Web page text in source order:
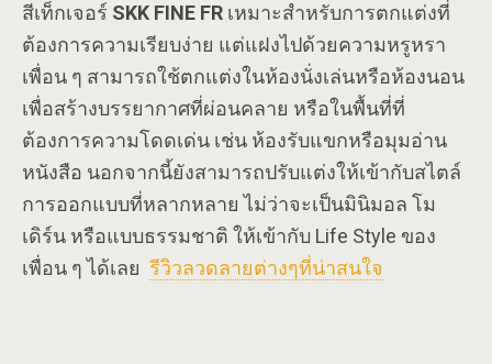
สีเท็กเจอร์ SKK FINE FR เหมาะสำหรับการตกแต่งที่
ต้องการความเรียบง่าย แต่แฝงไปด้วยความหรูหรา
เพื่อน ๆ สามารถใช้ตกแต่งในห้องนั่งเล่นหรือห้องนอน
เพื่อสร้างบรรยากาศที่ผ่อนคลาย หรือในพื้นที่ที่
ต้องการความโดดเด่น เช่น ห้องรับแขกหรือมุมอ่าน
หนังสือ นอกจากนี้ยังสามารถปรับแต่งให้เข้ากับสไตล์
การออกแบบที่หลากหลาย ไม่ว่าจะเป็นมินิมอล โม
เดิร์น หรือแบบธรรมชาติ ให้เข้ากับ Life Style ของ
เพื่อน ๆ ได้เลย รีวิวลวดลายต่างๆที่น่าสนใจ